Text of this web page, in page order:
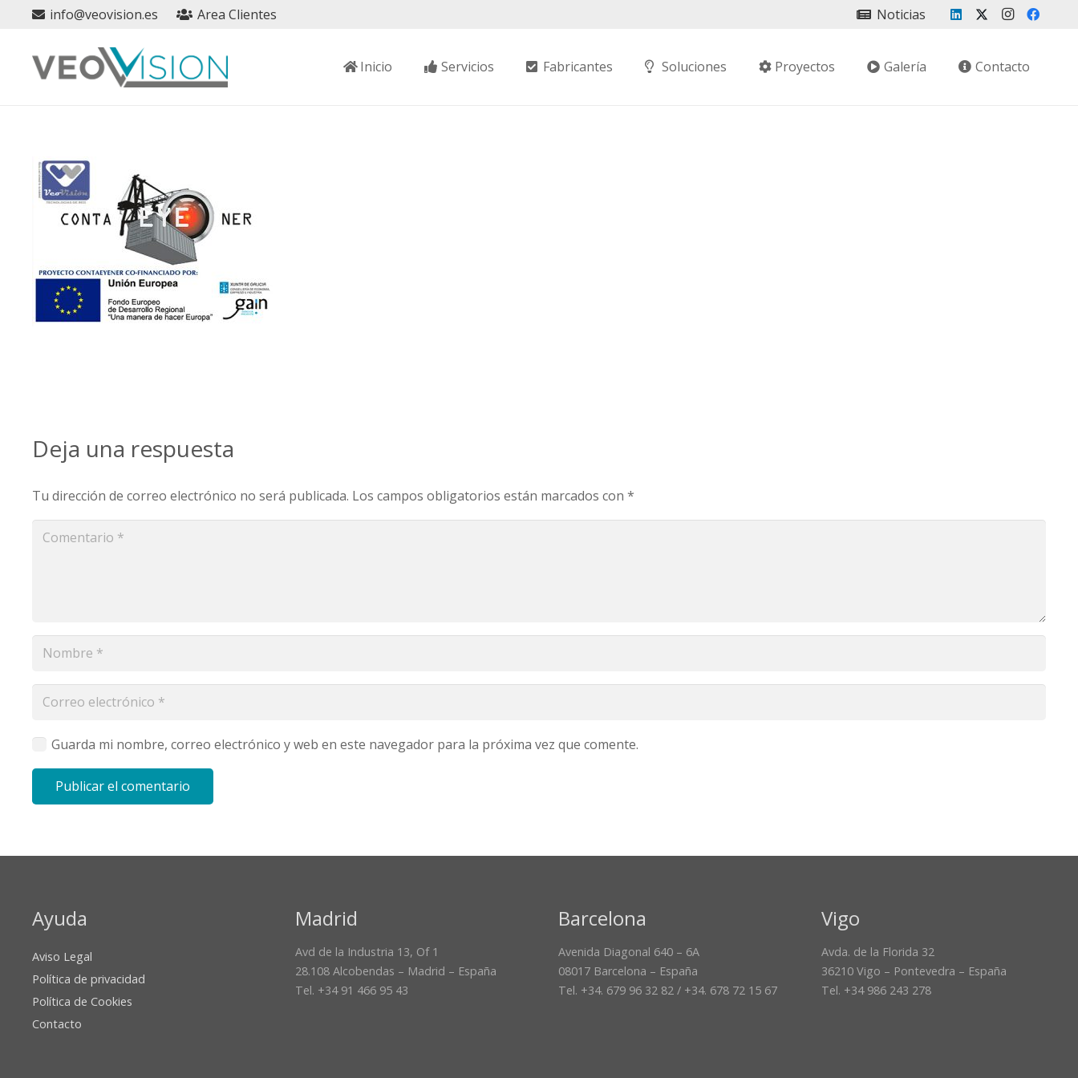
info@veovision.es Area Clientes Noticias
Inicio Servicios Fabricantes Soluciones Proyectos Galería Contacto
Deja una respuesta
Tu dirección de correo electrónico no será publicada. Los campos obligatorios están marcados con *
Guarda mi nombre, correo electrónico y web en este navegador para la próxima vez que comente.
Publicar el comentario
Ayuda
Aviso Legal
Política de privacidad
Política de Cookies
Contacto
Madrid
Avd de la Industria 13, Of 1
28.108 Alcobendas – Madrid – España
Tel. +34 91 466 95 43
Barcelona
Avenida Diagonal 640 – 6A
08017 Barcelona – España
Tel. +34. 679 96 32 82 / +34. 678 72 15 67
Vigo
Avda. de la Florida 32
36210 Vigo – Pontevedra – España
Tel. +34 986 243 278